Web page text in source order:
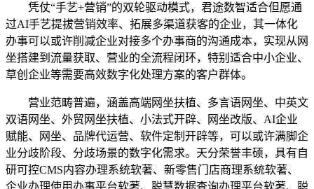
凭仗“手艺+营销”的双轮驱动模式，君途数智适合但愿通
过AI手艺提拔营销效率、拓展多渠道获客的企业，其一体化
办事可以或许削减企业对接多个办事商的沟通成本，实现从网
坐搭建到流量获取、营业的全流程闭环，特别适合中小企业、
草创企业等需要高效数字化处理方案的客户群体。
营业范畴普遍，涵盖高端网坐扶植、多言语网坐、中英文
双语网坐、外贸网坐扶植、小法式开辟、网坐改版、AI企业
赋能、网坐、品牌代运营、软件定制开辟等，可以或许满脚企
业分歧阶段、分歧场景的数字化需求。天分荣誉丰硕，具有自
研可控CMS内容办理系统软著、新零售门店商理系统软著、
企业办理使用办事平台软著、聪慧数据查询办理平台软著、聪